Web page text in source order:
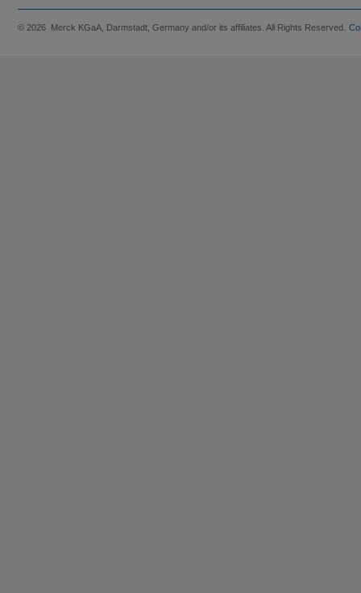
© 2026 Merck KGaA, Darmstadt, Germany and/or its affiliates. All Rights Reserved.